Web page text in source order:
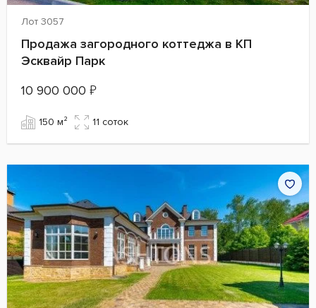
Лот 3057
Продажа загородного коттеджа в КП
Эсквайр Парк
10 900 000 ₽
150 м² 11 cоток